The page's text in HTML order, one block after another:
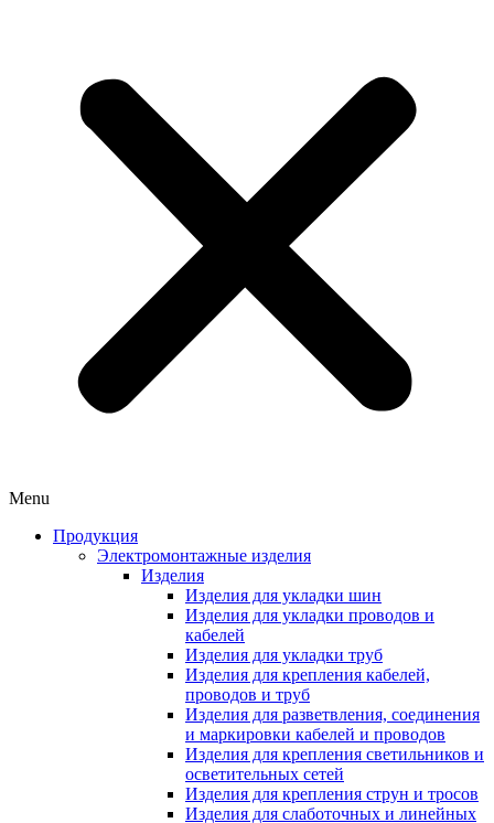
Menu
Продукция
Электромонтажные изделия
Изделия
Изделия для укладки шин
Изделия для укладки проводов и
кабелей
Изделия для укладки труб
Изделия для крепления кабелей,
проводов и труб
Изделия для разветвления, соединения
и маркировки кабелей и проводов
Изделия для крепления светильников и
осветительных сетей
Изделия для крепления струн и тросов
Изделия для слаботочных и линейных